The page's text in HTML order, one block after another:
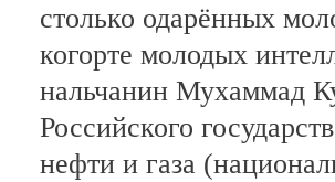
столько одарённых
когорте молодых
нальчанин Мухаммад
Российского
нефти и газа